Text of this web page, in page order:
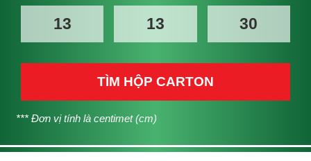
TÌM HỘP CARTON
*** Đơn vị tính là centimet (cm)